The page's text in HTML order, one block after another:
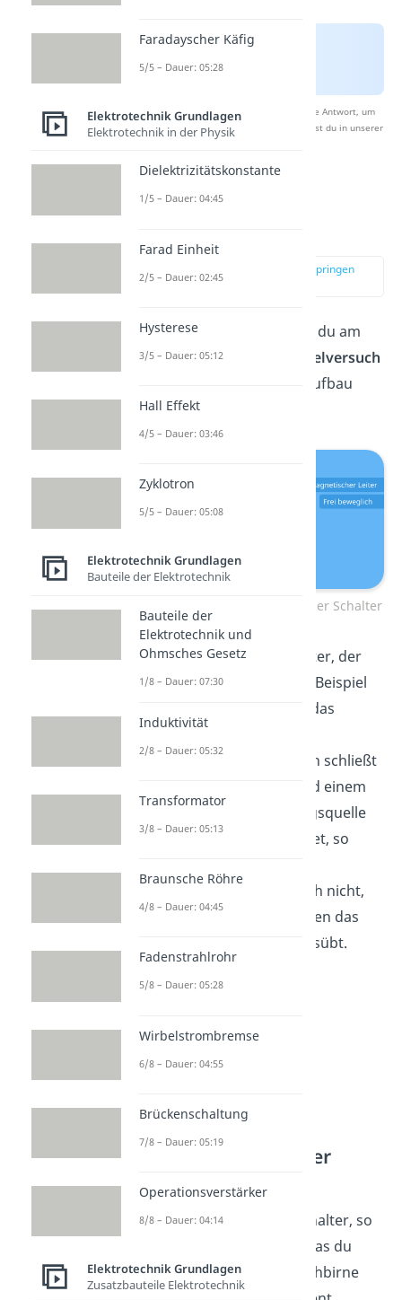
Nach Beantwortung speichern wir deine Antwort, um
Studyflix zu verbessern. Mehr dazu erfährst du in unserer
Datenschutzerklärung
Lorentzkraft
zur Stelle im Video springen
(01:00)
DieLorentzkraft
erkennst du am
besten beimLeiterschaukelversuch
wie du ihn in folgendem Aufbau
siehst.
Leiterschaukelversuch – offener Schalter
Dafür hängst du einen Leiter, der
nicht magnetisch ist (zum Beispiel
Aluminium), beweglich in das
Hufeisenmagneten. Diesen schließt
du mit einer Glühbirne und einem
Schalter an eine Spannungsquelle
an. Ist der Schalter geöffnet, so
bewegt sich nicht,
da auf unbewegte Ladungen das
Magnetfeld keine Kraft ausübt.
Stromdurchflossener
Schließt du jedoch den Schalter, so
kann nun Strom fließen, was du
auch am Leuchten der Glühbirne
Faradayscher Käfig
5/5 – Dauer: 05:28
Elektrotechnik Grundlagen
Elektrotechnik in der Physik
Dielektrizitätskonstante
1/5 – Dauer: 04:45
Farad Einheit
2/5 – Dauer: 02:45
Hysterese
3/5 – Dauer: 05:12
Hall Effekt
4/5 – Dauer: 03:46
Zyklotron
5/5 – Dauer: 05:08
Elektrotechnik Grundlagen
Bauteile der Elektrotechnik
Bauteile der
Elektrotechnik und
Ohmsches Gesetz
1/8 – Dauer: 07:30
Induktivität
2/8 – Dauer: 05:32
Transformator
3/8 – Dauer: 05:13
Braunsche Röhre
4/8 – Dauer: 04:45
Fadenstrahlrohr
5/8 – Dauer: 05:28
Wirbelstrombremse
6/8 – Dauer: 04:55
Brückenschaltung
7/8 – Dauer: 05:19
Operationsverstärker
8/8 – Dauer: 04:14
Elektrotechnik Grundlagen
Zusatzbauteile Elektrotechnik